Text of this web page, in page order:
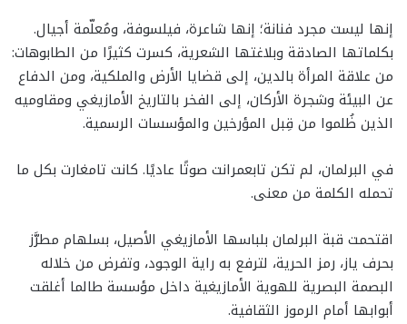
إنها ليست مجرد فنانة؛ إنها شاعرة، فيلسوفة، ومُعلّمة أجيال.
بكلماتها الصادقة وبلاغتها الشعرية، كسرت كثيرًا من الطابوهات:
من علاقة المرأة بالدين، إلى قضايا الأرض والملكية، ومن الدفاع
عن البيئة وشجرة الأركان، إلى الفخر بالتاريخ الأمازيغي ومقاوميه
الذين ظُلموا من قِبل المؤرخين والمؤسسات الرسمية.
في البرلمان، لم تكن تابعمرانت صوتًا عاديًا. كانت تامغارت بكل ما
تحمله الكلمة من معنى.
اقتحمت قبة البرلمان بلباسها الأمازيغي الأصيل، بسلهام مطرَّز
بحرف ياز، رمز الحرية، لترفع به راية الوجود، وتفرض من خلاله
البصمة البصرية للهوية الأمازيغية داخل مؤسسة طالما أغلقت
أبوابها أمام الرموز الثقافية.